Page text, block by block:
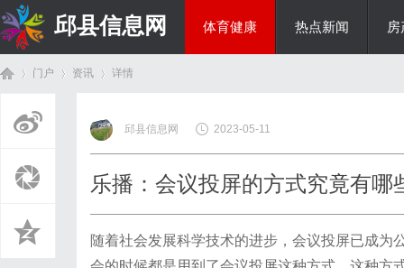
邱县信息网 体育健康 热点新闻
门户 资讯
›
详情
邱县信息网 2023-05-11
乐播：会议投屏的方式究竟有哪
随着社会发展科学技术的进步，会议投屏已成为